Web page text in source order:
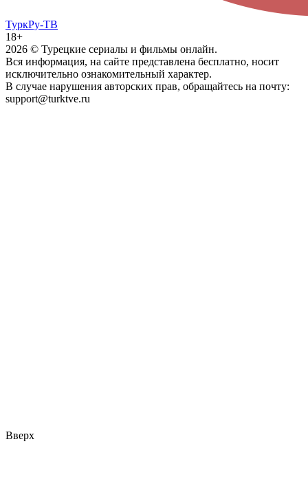
ТуркРу-ТВ
18+
2026 © Турецкие сериалы и фильмы онлайн.
Вся информация, на сайте представлена бесплатно, носит
исключительно ознакомительный характер.
В случае нарушения авторских прав, обращайтесь на почту:
support@turktve.ru
Вверх